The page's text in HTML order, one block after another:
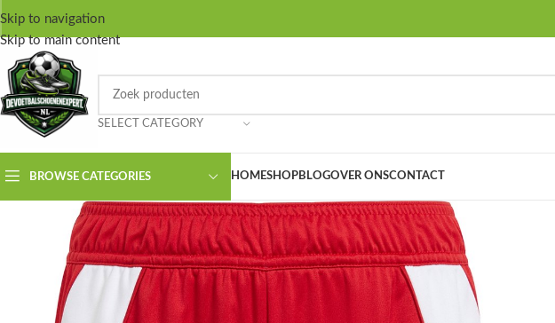
Skip to navigation
Skip to main content
SELECT CATEGORY
BROWSE CATEGORIES HOMESHOPBLOGOVER ONSCONTACT